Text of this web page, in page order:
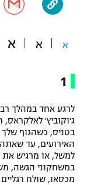
"מחצית
תקנון עבור
תקנון עבור פעילות
גיימינג E-Sports
תנאי שימוש
כדורמים
פוטבול אמריקאי NFL
בייסבול MLB
ספורט אתגרי
א א א
1
לרגע אחד במהלך
ג'וקוביץ'
בטניס, כשהגוף
האירועים, עד
למשל, או מרגיש
במשחקוני הגשה,
מכסאו, שולח